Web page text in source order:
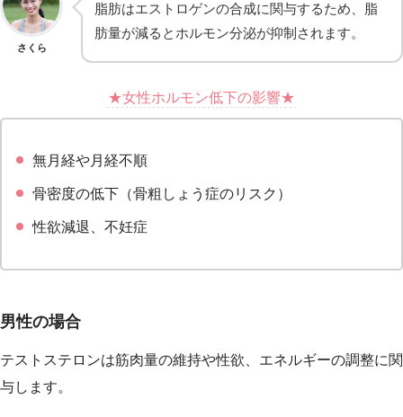
さくら
脂肪はエストロゲンの合成に関与するため、脂
肪量が減るとホルモン分泌が抑制されます。
★女性ホルモン低下の影響★
無月経や月経不順
骨密度の低下（骨粗しょう症のリスク）
性欲減退、不妊症
男性の場合
テストステロンは筋肉量の維持や性欲、エネルギーの調整に関
与します。